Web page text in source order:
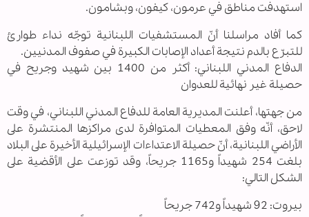
استهدفت مناطق في عرمون، كيفون، وبشامون.
كما أفاد مراسلنا أنّ المستشفيات اللبنانية توجّه نداء طوارئ
للتبرّع بالدم نتيجة أعداد الإصابات الكبيرة في صفوف المدنيين.
الدفاع المدني اللبناني: أكثر من 1400 بين شهيد وجريح في
حصيلة غير نهائية للعدوان
من جهتها، أعلنت المديرية العامة للدفاع المدني اللبناني، في وقت
لاحق، أنّه وفق المعطيات المتوافرة لدى مراكزها المنتشرة على
الأراضي اللبنانية، أنّ حصيلة الاعتداءات الإسرائيلية الأخيرة على البلاد
بلغت 254 شهيداً و1165 جريحاً، وقد توزعت على الأقضية على
الشكل التالي:
بيروت: 92 شهيداً و742 جريحاً